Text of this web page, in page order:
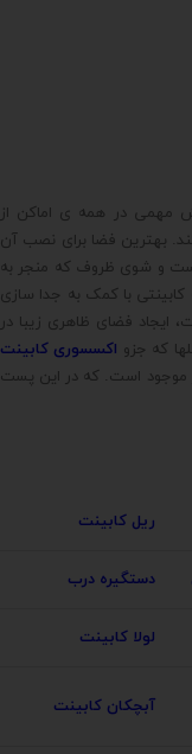
مهمی در همه ی اماکن از
بهترین فضا برای نصب آن
و شوی ظروف که منجر به
با کمک به جدا سازی
فضای ظاهری زیبا در
که جزو اکسسوری کابینت
موجود است. که در این پست
ریل کابینت
دستگیره درب
لولا کابینت
آبچکان کابینت